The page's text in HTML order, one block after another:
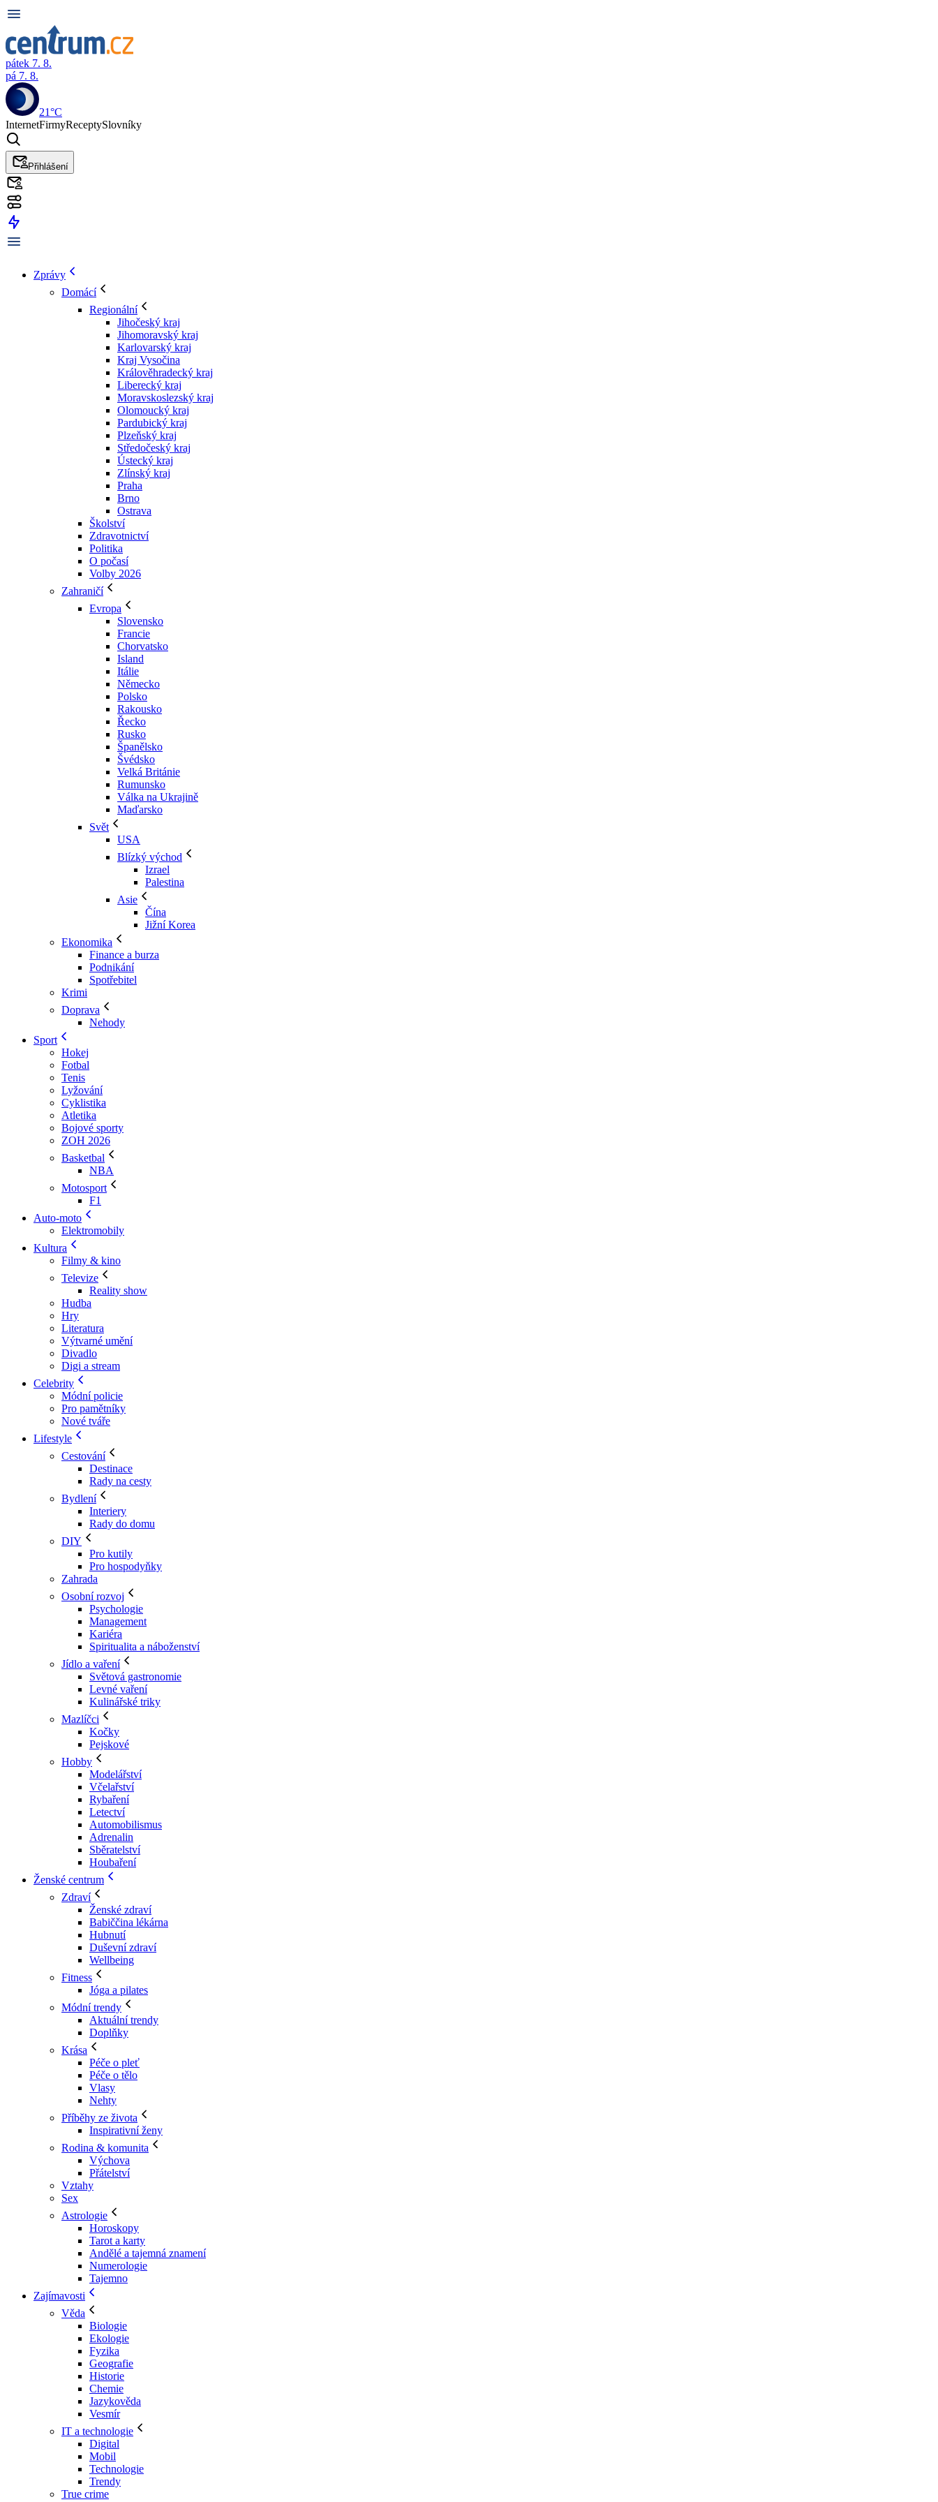
pátek 7. 8.
pá 7. 8.
21°C
InternetFirmyReceptySlovníky
Přihlášení
Zprávy
Domácí
Regionální
Jihočeský kraj
Jihomoravský kraj
Karlovarský kraj
Kraj Vysočina
Králověhradecký kraj
Liberecký kraj
Moravskoslezský kraj
Olomoucký kraj
Pardubický kraj
Plzeňský kraj
Středočeský kraj
Ústecký kraj
Zlínský kraj
Praha
Brno
Ostrava
Školství
Zdravotnictví
Politika
O počasí
Volby 2026
Zahraničí
Evropa
Slovensko
Francie
Chorvatsko
Island
Itálie
Německo
Polsko
Rakousko
Řecko
Rusko
Španělsko
Švédsko
Velká Británie
Rumunsko
Válka na Ukrajině
Maďarsko
Svět
USA
Blízký východ
Izrael
Palestina
Asie
Čína
Jižní Korea
Ekonomika
Finance a burza
Podnikání
Spotřebitel
Krimi
Doprava
Nehody
Sport
Hokej
Fotbal
Tenis
Lyžování
Cyklistika
Atletika
Bojové sporty
ZOH 2026
Basketbal
NBA
Motosport
F1
Auto-moto
Elektromobily
Kultura
Filmy & kino
Televize
Reality show
Hudba
Hry
Literatura
Výtvarné umění
Divadlo
Digi a stream
Celebrity
Módní policie
Pro pamětníky
Nové tváře
Lifestyle
Cestování
Destinace
Rady na cesty
Bydlení
Interiery
Rady do domu
DIY
Pro kutily
Pro hospodyňky
Zahrada
Osobní rozvoj
Psychologie
Management
Kariéra
Spiritualita a náboženství
Jídlo a vaření
Světová gastronomie
Levné vaření
Kulinářské triky
Mazlíčci
Kočky
Pejskové
Hobby
Modelářství
Včelařství
Rybaření
Letectví
Automobilismus
Adrenalin
Sběratelství
Houbaření
Ženské centrum
Zdraví
Ženské zdraví
Babiččina lékárna
Hubnutí
Duševní zdraví
Wellbeing
Fitness
Jóga a pilates
Módní trendy
Aktuální trendy
Doplňky
Krása
Péče o pleť
Péče o tělo
Vlasy
Nehty
Příběhy ze života
Inspirativní ženy
Rodina & komunita
Výchova
Přátelství
Vztahy
Sex
Astrologie
Horoskopy
Tarot a karty
Andělé a tajemná znamení
Numerologie
Tajemno
Zajímavosti
Věda
Biologie
Ekologie
Fyzika
Geografie
Historie
Chemie
Jazykověda
Vesmír
IT a technologie
Digital
Mobil
Technologie
Trendy
True crime